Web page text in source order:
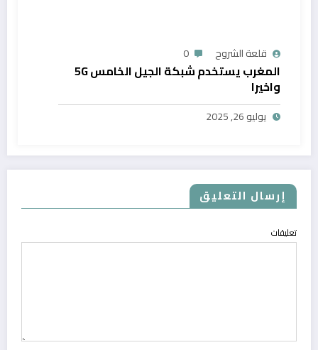
قلعة الشروح 0
المغرب يستخدم شبكة الجيل الخامس 5G
واخيرا
يوليو 26, 2025
إرسال التعليق
تعليقات